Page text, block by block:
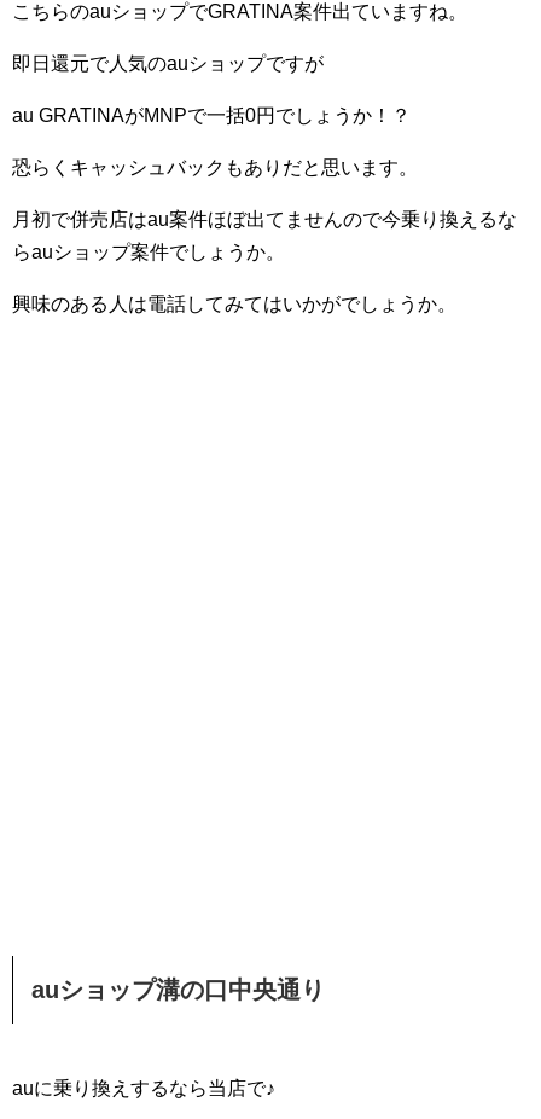
こちらのauショップでGRATINA案件出ていますね。
即日還元で人気のauショップですが
au GRATINAがMNPで一括0円でしょうか！？
恐らくキャッシュバックもありだと思います。
月初で併売店はau案件ほぼ出てませんので今乗り換えるな
らauショップ案件でしょうか。
興味のある人は電話してみてはいかがでしょうか。
auショップ溝の口中央通り
auに乗り換えするなら当店で♪